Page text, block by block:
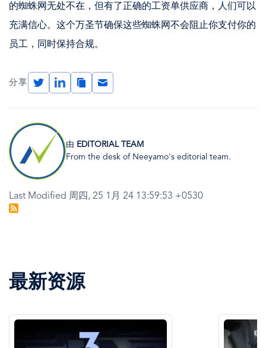
的蜘蛛网无处不在，但有了正确的工资单供应商，人们可以
充满信心。这个万圣节确保这些蜘蛛网不会阻止你支付你的
员工，同时保持合规。
分享
TwitterLinkedInCopy
Link
Email
图
像
由 EDITORIAL TEAM
From the desk of Neeyamo's editorial team.
Last Modified 周四, 25 1月 24 13:59:53 +0530
最新资源